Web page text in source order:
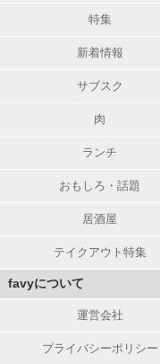
特集
新着情報
サブスク
肉
ランチ
おもしろ・話題
居酒屋
テイクアウト特集
favyについて
運営会社
プライバシーポリシー